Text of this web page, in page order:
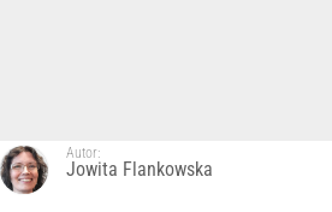
Autor:
Jowita Flankowska